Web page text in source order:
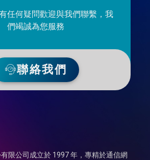
任何疑問歡迎與我們聯繫，我
們竭誠為您服務
聯絡我們
限公司成立於 1997 年，專精於通信網